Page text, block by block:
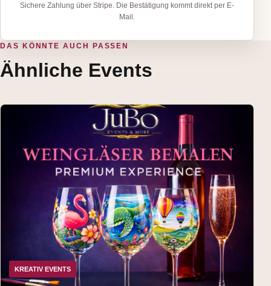
Sichere Zahlung über Stripe. Die Bestätigung kommt direkt per E-
Mail.
DAS KÖNNTE AUCH PASSEN
Ähnliche Events
KREATIV EVENTS